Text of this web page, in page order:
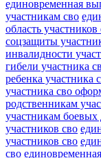
единовременная
участникам сво
область участников
соцзащиты
инвалидности
гибели участника
ребенка участника
участника сво
родственникам
участникам боевых
участников сво
участников сво
сво